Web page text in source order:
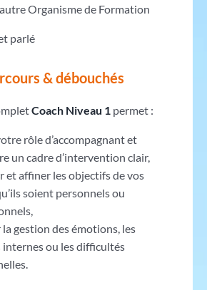
Organisme de Formation
parlé
& débouchés
Coach Niveau 1 permet :
rôle d’accompagnant et
un cadre d’intervention clair,
et affiner les objectifs de vos
soient personnels ou
gestion des émotions, les
internes ou les difficultés